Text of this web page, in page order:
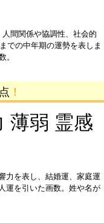
間関係や協調性、社会的
での中年期の運勢を表しま
。
！
薄弱 霊感
力を表し、結婚運、家庭運
運を引いた画数。姓や名が